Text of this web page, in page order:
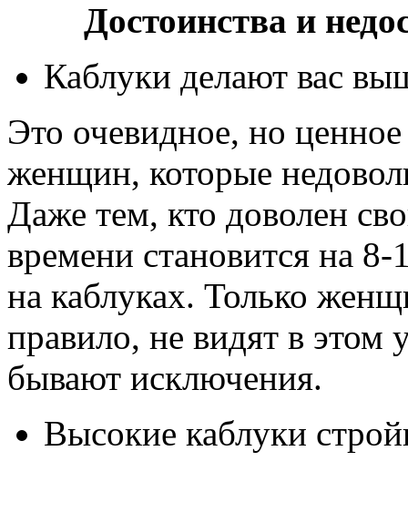
Достоинства и
Каблуки делают вас
Это очевидное, но
женщин, которые
Даже тем, кто доволен
времени становится на
на каблуках. Только
правило, не видят в этом
бывают исключения.
Высокие каблуки